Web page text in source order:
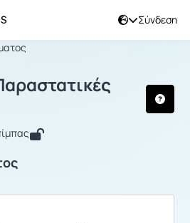
Σύνδεση
στις Παραστατικές